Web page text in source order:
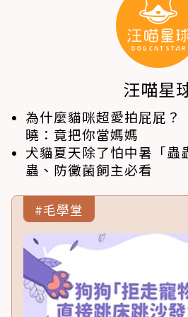
汪喵星
為什麼貓咪超愛拍屁屁？
曉：竟把你當媽媽
犬貓夏天除了怕中暑「蟲
蟲、防黴菌飼主必看
#毛學堂